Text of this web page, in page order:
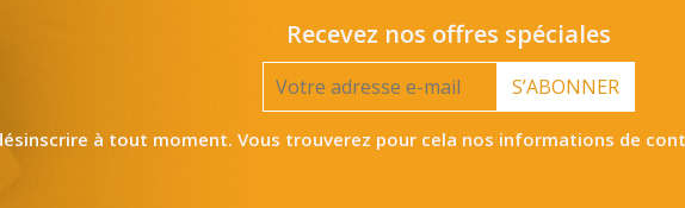
Recevez nos offres spéciales
S’ABONNER
à tout moment. Vous trouverez pour cela nos informations de